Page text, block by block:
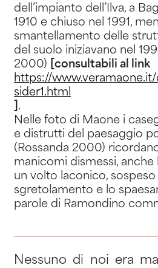
dell’impianto dell’Ilva, a
1910 e chiuso nel 1991,
smantellamento delle
del suolo iniziavano nel
2000)
[consultabili al link
https://
sider1.html
.
Nelle foto di Maone i
e distrutti del paesaggio
(Rossanda 2000)
manicomi dismessi, anche
un volto laconico, sospeso
sgretolamento e lo
parole di Ramondino
Nessuno di noi era